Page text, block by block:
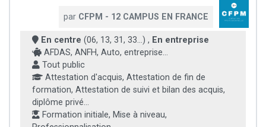
par CFPM - 12 CAMPUS EN FRANCE
En centre (06, 13, 31, 33...) , En entreprise
AFDAS, ANFH, Auto, entreprise...
Tout public
Attestation d'acquis, Attestation de fin de
formation, Attestation de suivi et bilan des acquis,
diplôme privé...
Formation initiale, Mise à niveau,